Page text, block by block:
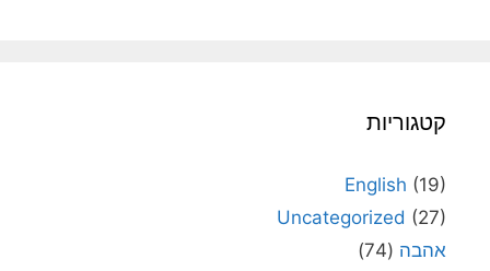
קטגוריות
English (19)
Uncategorized (27)
אהבה (74)